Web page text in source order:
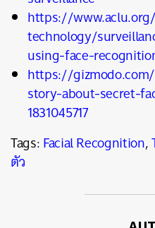
https://
technology/
using-face-
https://
story-about-secret-
1831045717
Tags:Facial Recognition,
ตัว